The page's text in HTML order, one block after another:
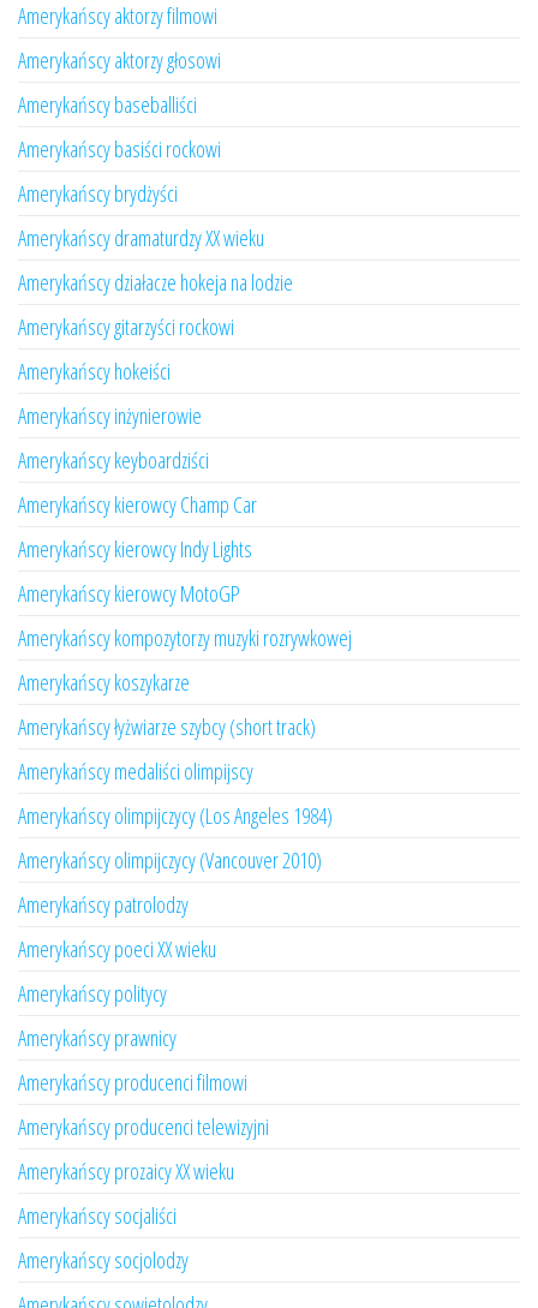
Amerykańscy aktorzy filmowi
Amerykańscy aktorzy głosowi
Amerykańscy baseballiści
Amerykańscy basiści rockowi
Amerykańscy brydżyści
Amerykańscy dramaturdzy XX wieku
Amerykańscy działacze hokeja na lodzie
Amerykańscy gitarzyści rockowi
Amerykańscy hokeiści
Amerykańscy inżynierowie
Amerykańscy keyboardziści
Amerykańscy kierowcy Champ Car
Amerykańscy kierowcy Indy Lights
Amerykańscy kierowcy MotoGP
Amerykańscy kompozytorzy muzyki rozrywkowej
Amerykańscy koszykarze
Amerykańscy łyżwiarze szybcy (short track)
Amerykańscy medaliści olimpijscy
Amerykańscy olimpijczycy (Los Angeles 1984)
Amerykańscy olimpijczycy (Vancouver 2010)
Amerykańscy patrolodzy
Amerykańscy poeci XX wieku
Amerykańscy politycy
Amerykańscy prawnicy
Amerykańscy producenci filmowi
Amerykańscy producenci telewizyjni
Amerykańscy prozaicy XX wieku
Amerykańscy socjaliści
Amerykańscy socjolodzy